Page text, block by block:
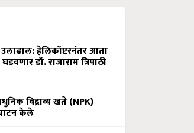
हेलिकॉप्टरनंतर आता
डॉ. राजाराम त्रिपाठी
विद्राव्य खते (NPK)
केले